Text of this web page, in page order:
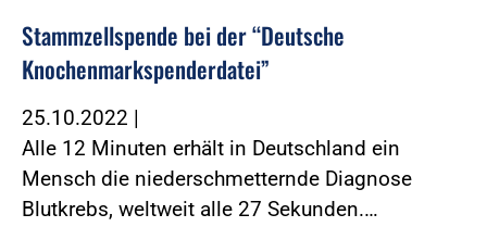
Stammzellspende bei der “Deutsche
Knochenmarkspenderdatei”
25.10.2022 |
Alle 12 Minuten erhält in Deutschland ein
Mensch die niederschmetternde Diagnose
Blutkrebs, weltweit alle 27 Sekunden.…